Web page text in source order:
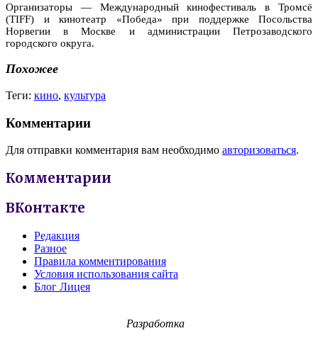
Организаторы — Международный кинофестиваль в Тромсё
(TIFF) и кинотеатр «Победа» при поддержке Посольства
Норвегии в Москве и администрации Петрозаводского
городского округа.
Похожее
Теги: кино, культура
Комментарии
Для отправки комментария вам необходимо авторизоваться.
Комментарии
ВКонтакте
Редакция
Разное
Правила комментирования
Условия использования сайта
Блог Лицея
Разработка